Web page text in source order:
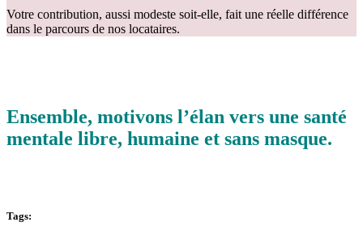
Votre contribution, aussi modeste soit-elle, fait une réelle différence
dans le parcours de nos locataires.
Ensemble, motivons l’élan vers une santé
mentale libre, humaine et sans masque.
Tags: